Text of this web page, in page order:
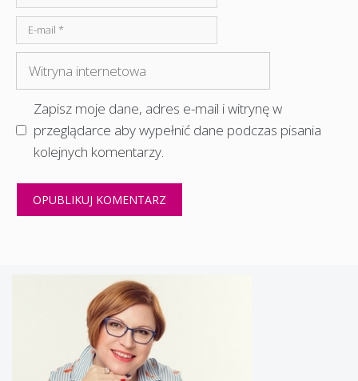
mail
internetowa
Zapisz moje dane, adres e-mail i witrynę w
przeglądarce aby wypełnić dane podczas pisania
kolejnych komentarzy.